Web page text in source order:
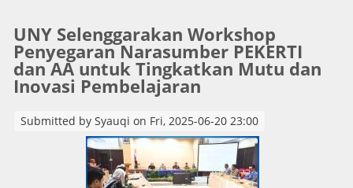
UNY Selenggarakan Workshop
Penyegaran Narasumber PEKERTI
dan AA untuk Tingkatkan Mutu dan
Inovasi Pembelajaran
Submitted by Syauqi on Fri, 2025-06-20 23:00